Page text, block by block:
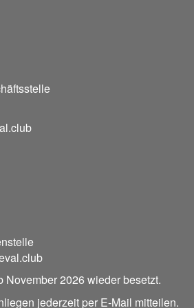
November 2026 wieder besetzt.
jederzeit per E-Mail mitteilen.